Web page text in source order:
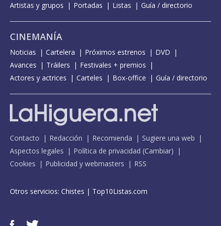
Artistas y grupos
Portadas Listas Guía / directorio
CINEMANÍA
Noticias Cartelera Próximos estrenos
DVD
Avances
Tráilers
Festivales + premios
Actores y actrices
Carteles Box-office Guía / directorio
Contacto Redacción Recomienda
Sugiere una web
Aspectos legales
Política de privacidad (Cambiar)
Cookies
Publicidad y webmasters RSS
Otros servicios: Chistes | Top10Listas.com